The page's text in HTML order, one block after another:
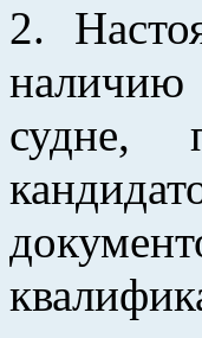
2.
наличию
судне,